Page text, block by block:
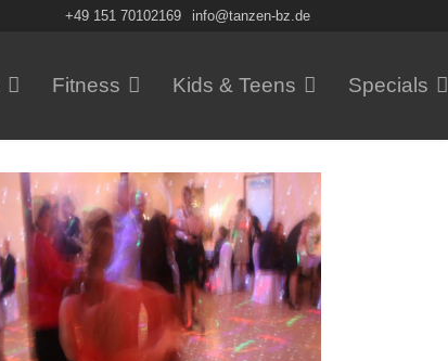
+49 151 70102169 info@tanzen-bz.de
Fitness Kids & Teens Specials